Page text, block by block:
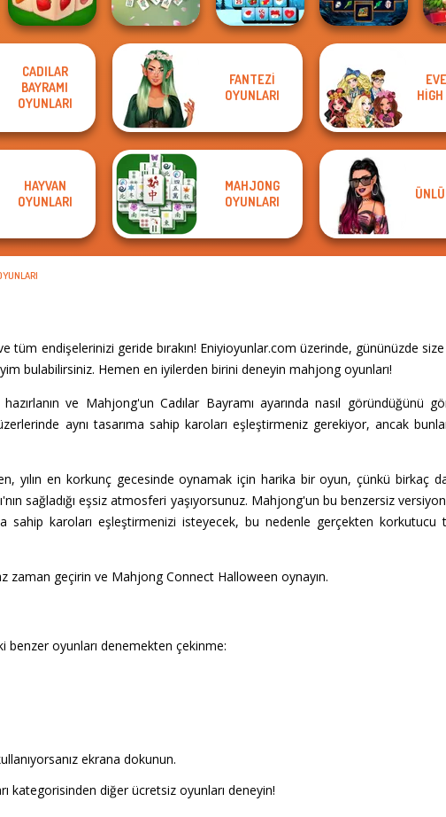
Farm Mahjong
3D
Tap 3 Mahjong
Xmas Mahjong
Trio Solitaire
Sorcerer
Mahjong Marvels
CADILAR
BAYRAMI
OYUNLARI
FANTEZI
OYUNLARI
HAYVAN
OYUNLARI
MAHJONG
OYUNLARI
tüm endişelerinizi geride bırakın! Eniyioyunlar.com üzerinde, gününüzde
bulabilirsiniz. Hemen en iyilerden birini deneyin mahjong oyunları!
ve Mahjong'un Cadılar Bayramı ayarında nasıl göründüğünü
aynı tasarıma sahip karoları eşleştirmeniz gerekiyor, ancak
yılın en korkunç gecesinde oynamak için harika bir oyun, çünkü birkaç
sağladığı eşsiz atmosferi yaşıyorsunuz. Mahjong'un bu benzersiz
sahip karoları eşleştirmenizi isteyecek, bu nedenle gerçekten korkutucu
zaman geçirin ve Mahjong Connect Halloween oynayın.
benzer oyunları denemekten çekinme:
ekrana dokunun.
kategorisinden diğer ücretsiz oyunları deneyin!